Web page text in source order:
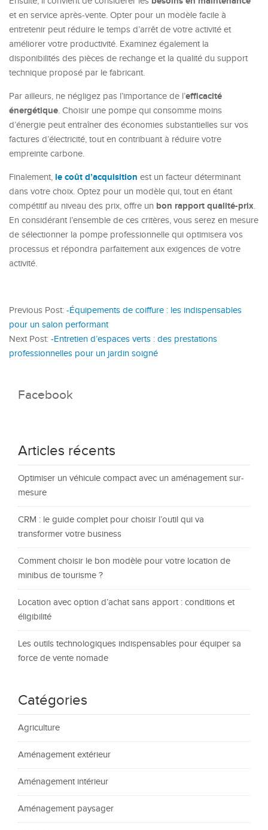
et en service après-vente. Opter pour un modèle facile à
entretenir peut réduire le temps d’arrêt de votre activité et
améliorer votre productivité. Examinez également la
disponibilités des pièces de rechange et la qualité du support
technique proposé par le fabricant.
Par ailleurs, ne négligez pas l’importance de l’efficacité
énergétique. Choisir une pompe qui consomme moins
d’énergie peut entraîner des économies substantielles sur vos
factures d’électricité, tout en contribuant à réduire votre
empreinte carbone.
Finalement, le coût d’acquisition est un facteur déterminant
dans votre choix. Optez pour un modèle qui, tout en étant
compétitif au niveau des prix, offre un bon rapport qualité-prix.
En considérant l’ensemble de ces critères, vous serez en mesure
de sélectionner la pompe professionnelle qui optimisera vos
processus et répondra parfaitement aux exigences de votre
activité.
Previous Post: -Équipements de coiffure : les indispensables
pour un salon performant
Next Post: -Entretien d’espaces verts : des prestations
professionnelles pour un jardin soigné
Facebook
Articles récents
Optimiser un véhicule compact avec un aménagement sur-
mesure
CRM : le guide complet pour choisir l’outil qui va
transformer votre business
Comment choisir le bon modèle pour votre location de
minibus de tourisme ?
Location avec option d’achat sans apport : conditions et
éligibilité
Les outils technologiques indispensables pour équiper sa
force de vente nomade
Catégories
Agriculture
Aménagement extérieur
Aménagement intérieur
Aménagement paysager